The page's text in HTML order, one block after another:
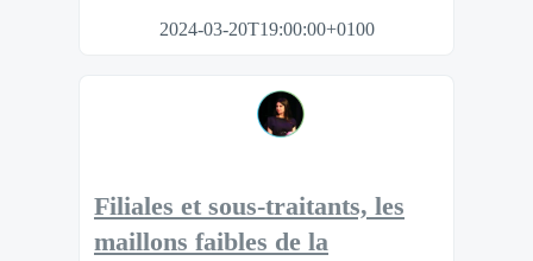
2024-03-20T19:00:00+0100
​Filiales et sous-traitants, les
maillons faibles de la